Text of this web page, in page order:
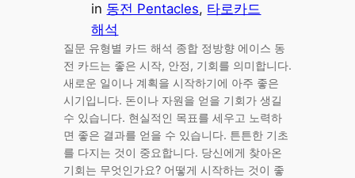
in 동전 Pentacles, 타로카드
해석
질문 유형별 카드 해석 종합 정방향 에이스 동
전 카드는 좋은 시작, 안정, 기회를 의미합니다.
새로운 일이나 계획을 시작하기에 아주 좋은
시기입니다. 돈이나 자원을 얻을 기회가 생길
수 있습니다. 현실적인 목표를 세우고 노력하
면 좋은 결과를 얻을 수 있습니다. 튼튼한 기초
를 다지는 것이 중요합니다. 당신에게 찾아온
기회는 무엇인가요? 어떻게 시작하는 것이 좋